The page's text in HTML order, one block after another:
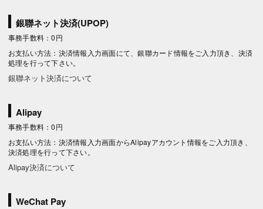
銀聯ネット決済(UPOP)
事務手数料：0円
お支払い方法：決済情報入力画面にて、銀聯カード情報をご入力頂き、決済
処理を行って下さい。
銀聯ネット決済について
Alipay
事務手数料：0円
お支払い方法：決済情報入力画面からAlipayアカウント情報をご入力頂き、
決済処理を行って下さい。
Alipay決済について
WeChat Pay